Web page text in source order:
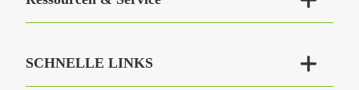
SCHNELLE LINKS 